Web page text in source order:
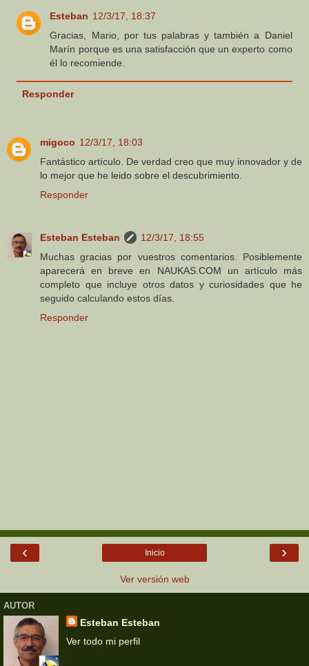
Esteban 12/3/17, 18:37
Gracias, Mario, por tus palabras y también a Daniel
Marín porque es una satisfacción que un experto como
él lo recomiende.
Responder
migoco 12/3/17, 18:03
Fantástico artículo. De verdad creo que muy innovador y de
lo mejor que he leido sobre el descubrimiento.
Responder
Esteban Esteban
12/3/17, 18:55
Muchas gracias por vuestros comentarios. Posiblemente
aparecerá en breve en NAUKAS.COM un artículo más
completo que incluye otros datos y curiosidades que he
seguido calculando estos días.
Responder
‹ ›
Inicio
Ver versión web
AUTOR
Esteban Esteban
Ver todo mi perfil